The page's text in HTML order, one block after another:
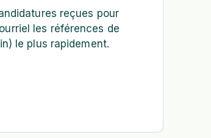
reçues pour
les références de
le plus rapidement.